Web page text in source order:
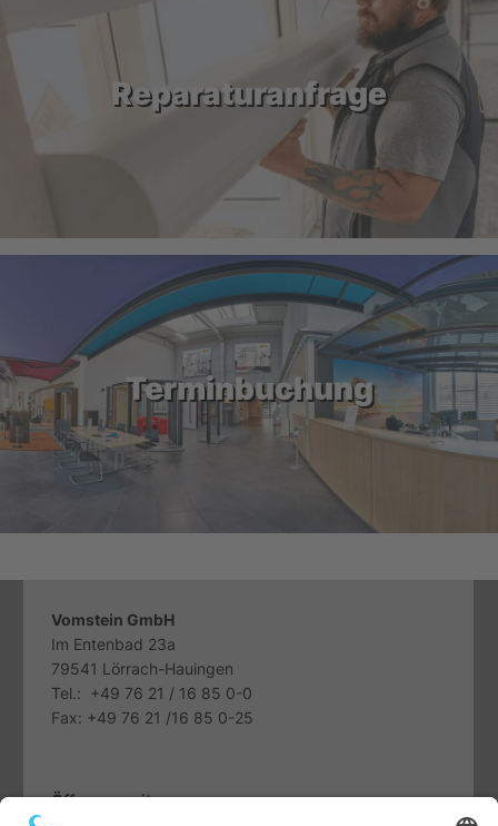
Reparaturanfrage
Terminbuchung
Vomstein GmbH
Im Entenbad 23a
79541 Lörrach-Hauingen
Tel.: +49 76 21 / 16 85 0-0
Fax: +49 76 21 /16 85 0-25
Öffnungszeiten